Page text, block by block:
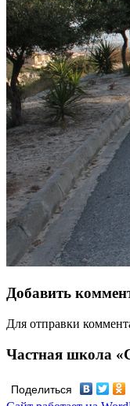
Добавить
Для отправки
Частная школа
Поделиться